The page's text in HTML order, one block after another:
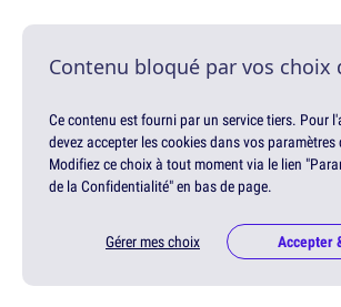
Contenu bloqué par vos choix
Ce contenu est fourni par un service tiers. Pour
devez accepter les cookies dans vos
Modifiez ce choix à tout moment via le lien
de la Confidentialité" en bas de page.
Gérer mes choix Accepter